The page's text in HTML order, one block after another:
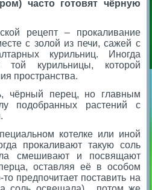
часто готовят чёрную
рецепт – прокаливание
с золой из печи, сажей с
курильниц. Иногда
курильницы, которой
пространства.
чёрный перец, но главным
подобранных растений с
котелке или иной
прокаливают такую соль
смешивают и посвящают
оставляя её в особом
предпочитает поставить на